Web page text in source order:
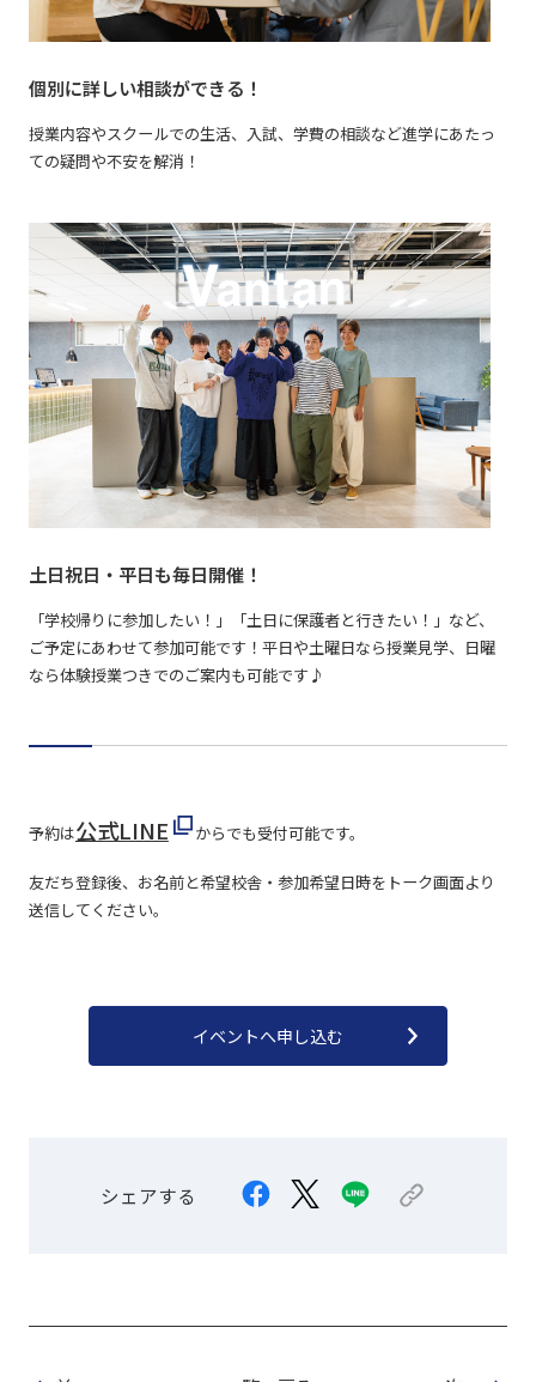
個別に詳しい相談ができる！
授業内容やスクールでの生活、入試、学費の相談など進学にあたっ
ての疑問や不安を解消！
土日祝日・平日も毎日開催！
「学校帰りに参加したい！」「土日に保護者と行きたい！」など、
ご予定にあわせて参加可能です！平日や土曜日なら授業見学、日曜
なら体験授業つきでのご案内も可能です♪
予約は公式LINE からでも受付可能です。
友だち登録後、お名前と希望校舎・参加希望日時をトーク画面より
送信してください。
イベントへ申し込む
シェアする